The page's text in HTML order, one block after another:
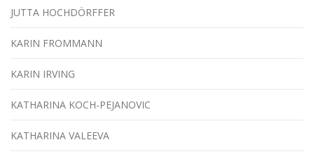
JUTTA HOCHDÖRFFER
KARIN FROMMANN
KARIN IRVING
KATHARINA KOCH-PEJANOVIC
KATHARINA VALEEVA